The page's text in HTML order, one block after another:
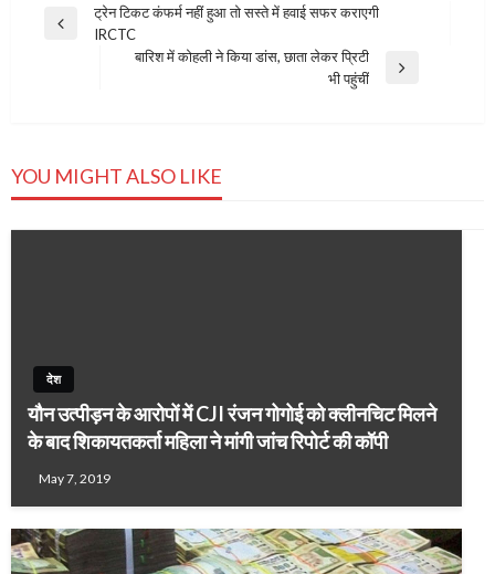
Post
navigation
Previous
ट्रेन टिकट कंफर्म नहीं हुआ तो सस्‍ते में हवाई सफर कराएगी
IRCTC
बारिश में कोहली ने किया डांस, छाता लेकर प्रिटी
भी पहुंचीं
YOU MIGHT ALSO LIKE
देश
यौन उत्पीड़न के आरोपों में CJI रंजन गोगोई को क्लीनचिट मिलने
के बाद शिकायतकर्ता महिला ने मांगी जांच रिपोर्ट की कॉपी
May 7, 2019